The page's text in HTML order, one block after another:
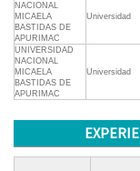
NACIONAL
MICAELA
BASTIDAS DE
APURIMAC
Universidad
UNIVERSIDAD
NACIONAL
MICAELA
BASTIDAS DE
APURIMAC
Universidad